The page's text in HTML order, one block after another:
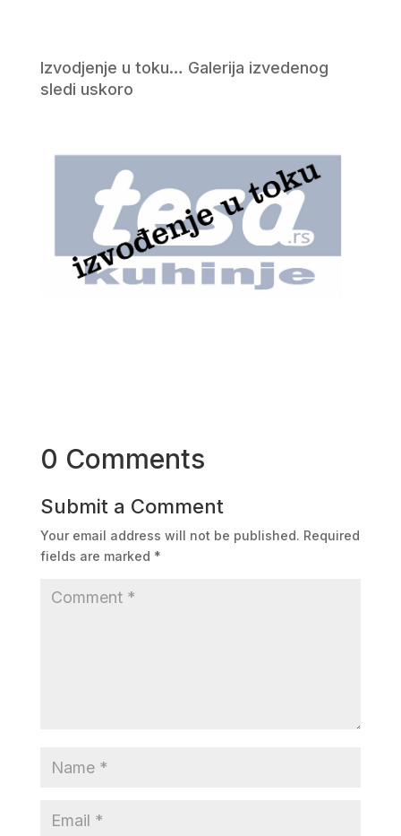
Izvodjenje u toku… Galerija izvedenog
sledi uskoro
0 Comments
Submit a Comment
Your email address will not be published. Required
fields are marked *